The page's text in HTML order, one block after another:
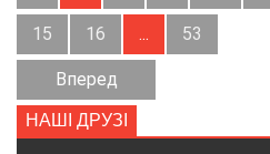
15 16 ... 53
Вперед
НАШІ ДРУЗІ